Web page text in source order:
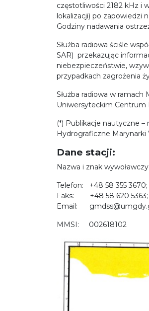
częstotliwości 2182 kHz i
lokalizacji) po zapowiedzi
Godziny nadawania
Służba radiowa ściśle
SAR) przekazując
niebezpieczeństwie,
przypadkach zagrożenia
Służba radiowa w ramach
Uniwersyteckim Centrum
(*) Publikacje nautyczne
Hydrograficzne
Dane stacji:
Nazwa i znak
Telefon: +48 58 355 3670;
Faks: +48 58 620 5363;
Email:
MMSI: 002618102